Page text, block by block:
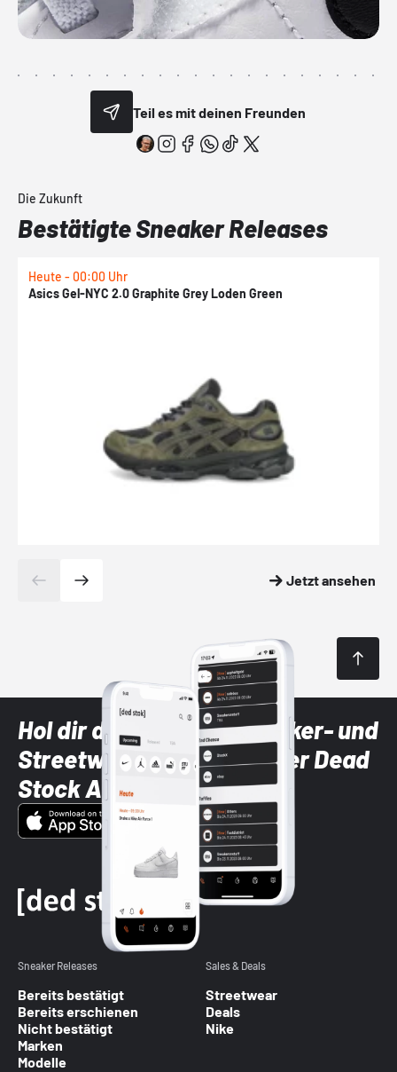
Teil es mit deinen Freunden
Die Zukunft
Bestätigte Sneaker Releases
Heute - 00:00 Uhr
Asics Gel-NYC 2.0 Graphite Grey Loden Green
Jetzt ansehen
Hol dir die neuesten Sneaker- und
Streetwear-Brands mit der Dead
Stock App
Sneaker Releases
Bereits bestätigt
Bereits erschienen
Nicht bestätigt
Marken
Modelle
Sales & Deals
Streetwear
Deals
Nike